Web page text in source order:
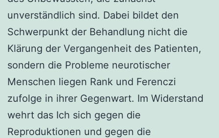
unverständlich sind. Dabei bildet den
Schwerpunkt der Behandlung nicht die
Klärung der Vergangenheit des Patienten,
sondern die Probleme neurotischer
Menschen liegen Rank und Ferenczi
zufolge in ihrer Gegenwart. Im Widerstand
wehrt das Ich sich gegen die
Reproduktionen und gegen die